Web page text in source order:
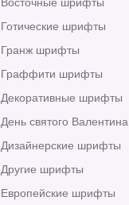
Готические шрифты
Гранж шрифты
Граффити шрифты
Декоративные шрифты
День святого Валентина
Дизайнерские шрифты
Другие шрифты
Европейские шрифты